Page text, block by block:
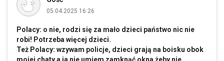
05.04.2025 16:26
Polacy: o nie, rodzi się za mało dzieci państwo nic nie
robi! Potrzeba więcej dzieci.
Też Polacy: wzywam policje, dzieci grają na boisku obok